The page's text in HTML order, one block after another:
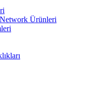
Ürünleri